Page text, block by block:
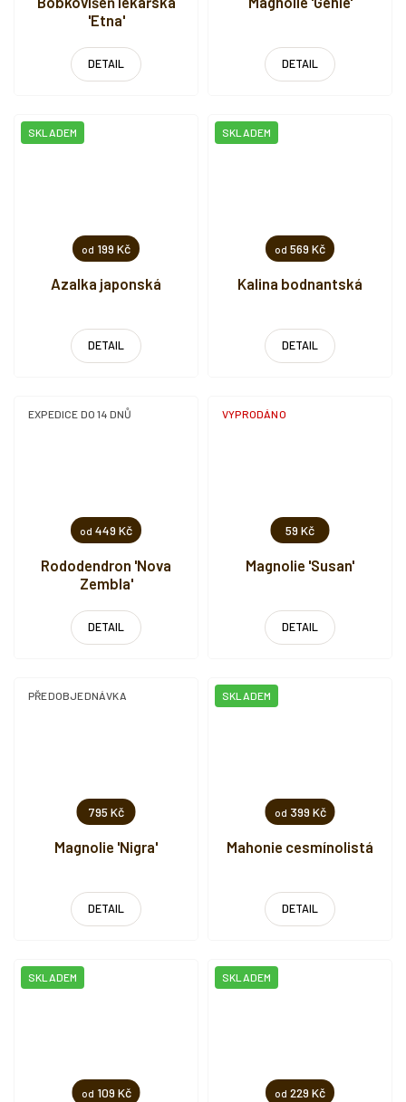
'Etna'
DETAIL DETAIL
od 199 Kč
Azalka japonská
SKLADEM
DETAIL
od 569 Kč
Kalina bodnantská
SKLADEM
DETAIL
od 449 Kč
Rododendron 'Nova
Zembla'
EXPEDICE DO 14 DNŮ
DETAIL
59 Kč
Magnolie 'Susan'
VYPRODÁNO
DETAIL
795 Kč
Magnolie 'Nigra'
PŘEDOBJEDNÁVKA
DETAIL
od 399 Kč
Mahonie cesmínolistá
SKLADEM
DETAIL
od 109 Kč
SKLADEM
od 229 Kč
SKLADEM